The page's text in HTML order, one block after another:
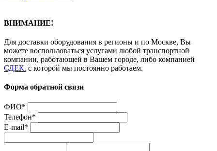
ВНИМАНИЕ!
Для доставки оборудования в регионы и по Москве, Вы
можете воспользоваться услугами любой транспортной
компании, работающей в Вашем городе, либо компанией
СДЕК. с которой мы постоянно работаем.
Форма обратной связи
ФИО*
Телефон*
E-mail*